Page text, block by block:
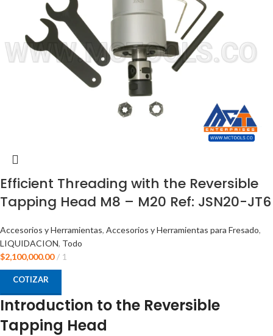
Efficient Threading with the Reversible
Tapping Head M8 – M20 Ref: JSN20-JT6
Accesorios y Herramientas, Accesorios y Herramientas para Fresado,
LIQUIDACION, Todo
$2,100,000.00 1
COTIZAR
Introduction to the Reversible
Tapping Head